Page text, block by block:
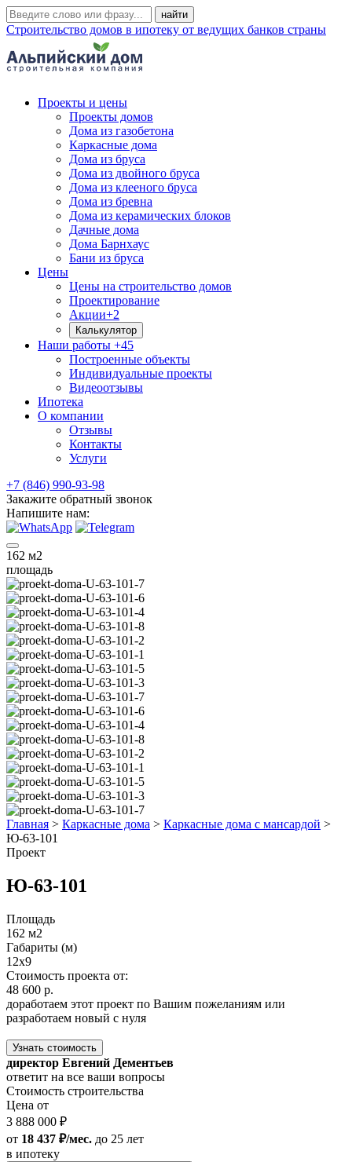
Строительство домов в ипотеку от ведущих банков страны
Проекты и цены
Проекты домов
Дома из газобетона
Каркасные дома
Дома из бруса
Дома из двойного бруса
Дома из клееного бруса
Дома из бревна
Дома из керамических блоков
Дачные дома
Дома Барнхаус
Бани из бруса
Цены
Цены на строительство домов
Проектирование
Акции+2
Калькулятор
Наши работы +45
Построенные объекты
Индивидуальные проекты
Видеоотзывы
Ипотека
О компании
Отзывы
Контакты
Услуги
+7 (846) 990-93-98
Закажите обратный звонок
Напишите нам:
162 м2
площадь
Главная > Каркасные дома > Каркасные дома с мансардой >
Ю-63-101
Проект
Ю-63-101
Площадь
162 м2
Габариты (м)
12x9
Стоимость проекта от:
48 600 р.
доработаем этот проект по Вашим пожеланиям или
разработаем новый с нуля
Узнать стоимость
директор Евгений Дементьев
ответит на все ваши вопросы
Стоимость строительства
Цена от
3 888 000 ₽
от 18 437 ₽/мес. до 25 лет
в ипотеку